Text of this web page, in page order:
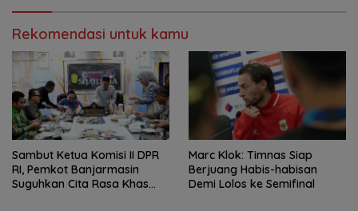
Rekomendasi untuk kamu
Sambut Ketua Komisi II DPR
RI, Pemkot Banjarmasin
Suguhkan Cita Rasa Khas
Marc Klok: Timnas Siap
Berjuang Habis-habisan
Demi Lolos ke Semifinal